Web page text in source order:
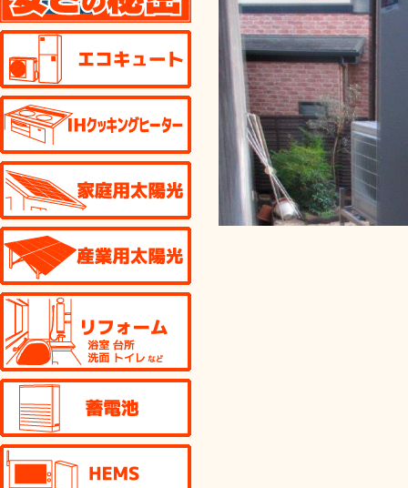
エコキュート
IHクッキングヒーター
家庭用太陽光発電